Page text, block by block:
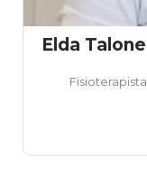
Elda Talone
Fisioterapista